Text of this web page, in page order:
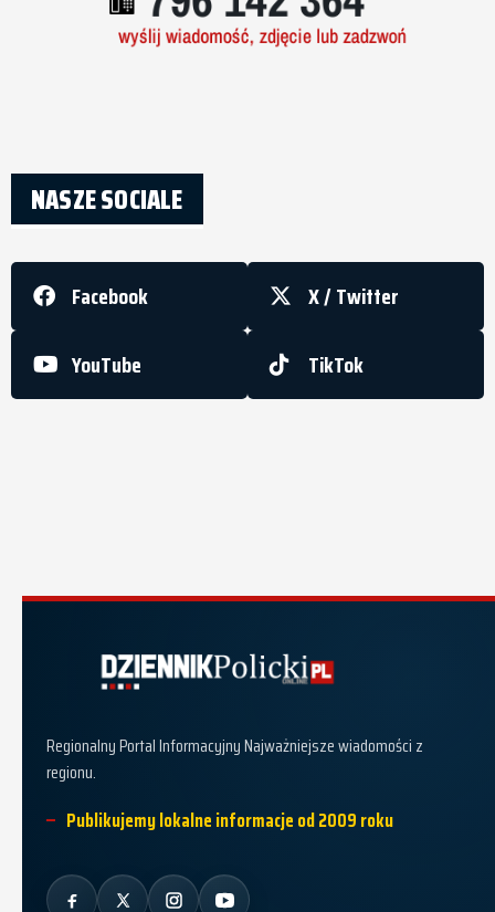
NASZE SOCIALE
Facebook
X / Twitter
YouTube
TikTok
Regionalny Portal Informacyjny Najważniejsze wiadomości z
regionu.
Publikujemy lokalne informacje od 2009 roku